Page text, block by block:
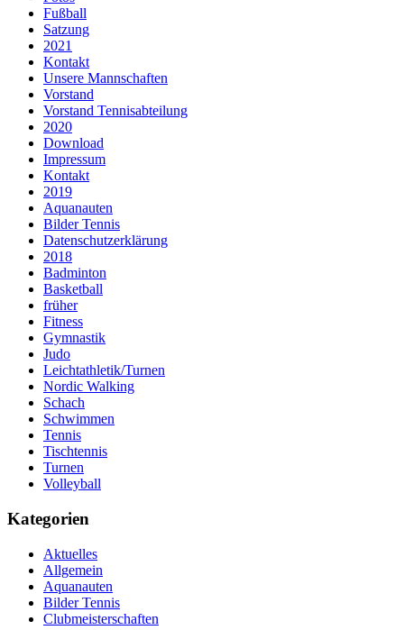
Fußball
Satzung
2021
Kontakt
Unsere Mannschaften
Vorstand
Vorstand Tennisabteilung
2020
Download
Impressum
Kontakt
2019
Aquanauten
Bilder Tennis
Datenschutzerklärung
2018
Badminton
Basketball
früher
Fitness
Gymnastik
Judo
Leichtathletik/Turnen
Nordic Walking
Schach
Schwimmen
Tennis
Tischtennis
Turnen
Volleyball
Kategorien
Aktuelles
Allgemein
Aquanauten
Bilder Tennis
Clubmeisterschaften